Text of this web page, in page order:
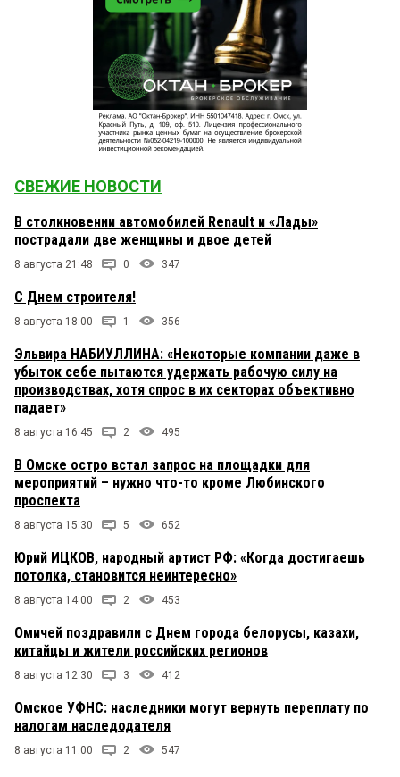
СВЕЖИЕ НОВОСТИ
В столкновении автомобилей Renault и «Лады»
пострадали две женщины и двое детей
8 августа 21:48 0 347
С Днем строителя!
8 августа 18:00 1 356
Эльвира НАБИУЛЛИНА: «Некоторые компании даже в
убыток себе пытаются удержать рабочую силу на
производствах, хотя спрос в их секторах объективно
падает»
8 августа 16:45 2 495
В Омске остро встал запрос на площадки для
мероприятий – нужно что-то кроме Любинского
проспекта
8 августа 15:30 5 652
Юрий ИЦКОВ, народный артист РФ: «Когда достигаешь
потолка, становится неинтересно»
8 августа 14:00 2 453
Омичей поздравили с Днем города белорусы, казахи,
китайцы и жители российских регионов
8 августа 12:30 3 412
Омское УФНС: наследники могут вернуть переплату по
налогам наследодателя
8 августа 11:00 2 547